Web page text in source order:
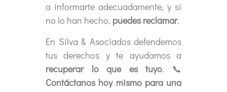
a informarte adecuadamente, y si
no lo han hecho, puedes reclamar.
En Silva & Asociados defendemos
tus derechos y te ayudamos a
recuperar lo que es tuyo. 📞
Contáctanos hoy mismo para una